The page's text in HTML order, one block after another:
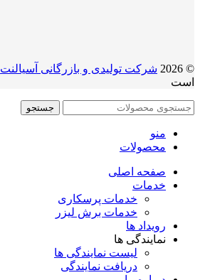
© 2026 شرکت تولیدی و بازرگانی آسیالنت
است
جستجو
منو
محصولات
صفحه اصلی
خدمات
خدمات پرسکاری
خدمات برش لیزر
رویداد ها
نمایندگی ها
لیست نمایندگی ها
دریافت نمایندگی